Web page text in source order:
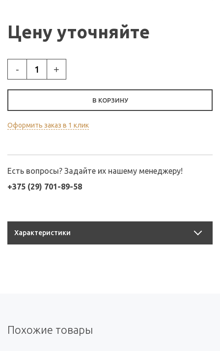
Цену уточняйте
- +
В КОРЗИНУ
Оформить заказ в 1 клик
Есть вопросы? Задайте их нашему менеджеру!
+375 (29) 701-89-58
Характеристики
Похожие товары